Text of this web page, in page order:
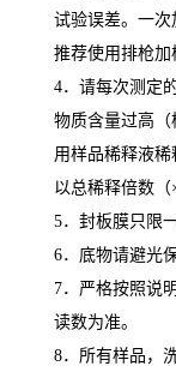
试验误差。一次
推荐使用排枪加
4．请每次测定
物质含量过高（
用样品稀释液稀
以总稀释倍数（
5．封板膜只限
6．底物请避光
7．严格按照说
读数为准。
8．所有样品，